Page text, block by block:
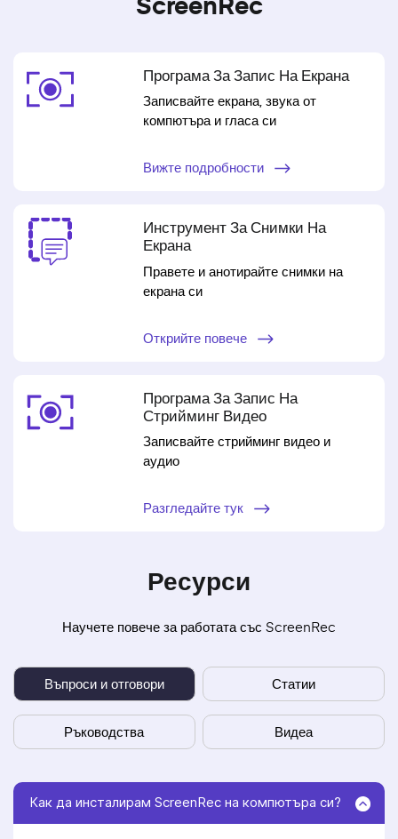
Програма За Запис На Екрана
Записвайте екрана, звука от
компютъра и гласа си
Вижте подробности
Инструмент За Снимки На
Екрана
Правете и анотирайте снимки на
екрана си
Открийте повече
Програма За Запис На
Стрийминг Видео
Записвайте стрийминг видео и
аудио
Разгледайте тук
Ресурси
Научете повече за работата със ScreenRec
Въпроси и отговори Статии
Ръководства Видеа
Как да инсталирам ScreenRec на компютъра си?